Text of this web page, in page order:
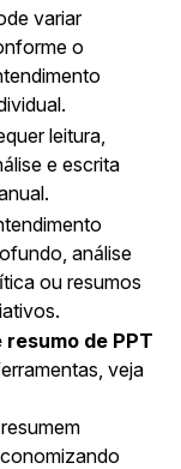
variar
o
leitura,
e escrita
análise
ou resumos
de PPT
veja